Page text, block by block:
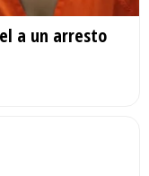
a un arresto